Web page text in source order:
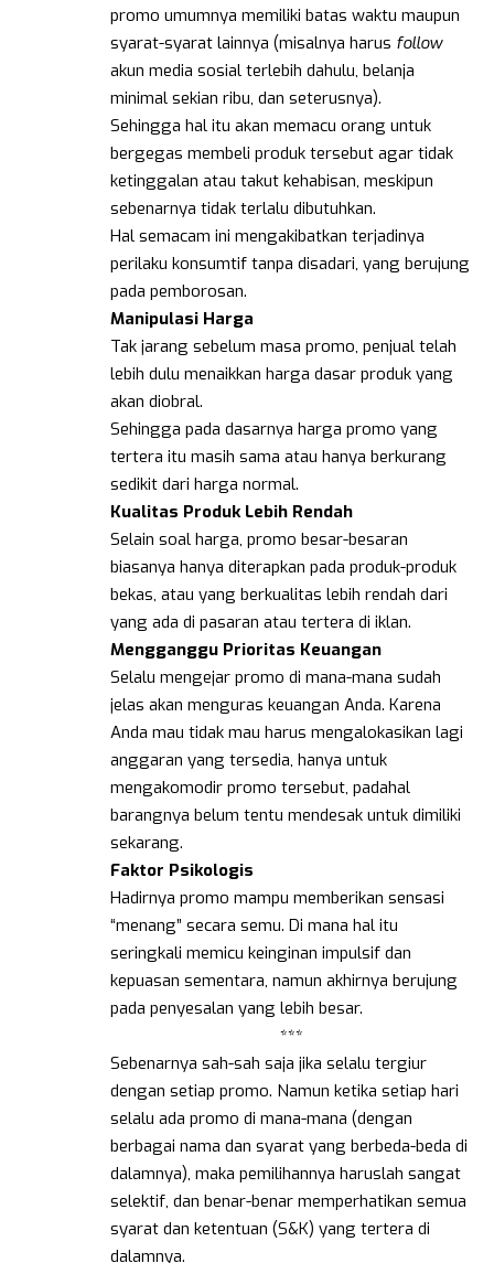
promo umumnya memiliki batas waktu maupun
syarat-syarat lainnya (misalnya harus follow
akun media sosial terlebih dahulu, belanja
minimal sekian ribu, dan seterusnya).
Sehingga hal itu akan memacu orang untuk
bergegas membeli produk tersebut agar tidak
ketinggalan atau takut kehabisan, meskipun
sebenarnya tidak terlalu dibutuhkan.
Hal semacam ini mengakibatkan terjadinya
perilaku konsumtif tanpa disadari, yang berujung
pada pemborosan.
Manipulasi Harga
Tak jarang sebelum masa promo, penjual telah
lebih dulu menaikkan harga dasar produk yang
akan diobral.
Sehingga pada dasarnya harga promo yang
tertera itu masih sama atau hanya berkurang
sedikit dari harga normal.
Kualitas Produk Lebih Rendah
Selain soal harga, promo besar-besaran
biasanya hanya diterapkan pada produk-produk
bekas, atau yang berkualitas lebih rendah dari
yang ada di pasaran atau tertera di iklan.
Mengganggu Prioritas Keuangan
Selalu mengejar promo di mana-mana sudah
jelas akan menguras keuangan Anda. Karena
Anda mau tidak mau harus mengalokasikan lagi
anggaran yang tersedia, hanya untuk
mengakomodir promo tersebut, padahal
barangnya belum tentu mendesak untuk dimiliki
sekarang.
Faktor Psikologis
Hadirnya promo mampu memberikan sensasi
“menang” secara semu. Di mana hal itu
seringkali memicu keinginan impulsif dan
kepuasan sementara, namun akhirnya berujung
pada penyesalan yang lebih besar.
***
Sebenarnya sah-sah saja jika selalu tergiur
dengan setiap promo. Namun ketika setiap hari
selalu ada promo di mana-mana (dengan
berbagai nama dan syarat yang berbeda-beda di
dalamnya), maka pemilihannya haruslah sangat
selektif, dan benar-benar memperhatikan semua
syarat dan ketentuan (S&K) yang tertera di
dalamnya.